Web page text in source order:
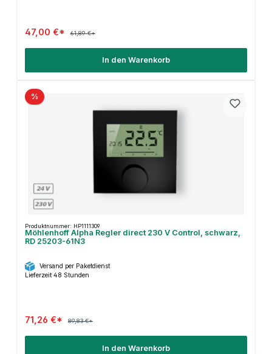
47,00 €* 61,89 €*
In den Warenkorb
%
Produktnummer: HP1111309
Möhlenhoff Alpha Regler direct 230 V Control, schwarz,
RD 25203-61N3
Versand per Paketdienst
Lieferzeit 48 Stunden
71,26 €* 89,83 €*
In den Warenkorb